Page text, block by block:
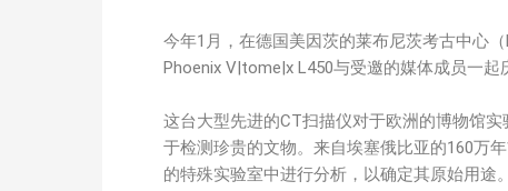
今年1月，在德国美因茨的莱布尼茨考古中心
Phoenix V|tome|x L450与受邀的媒体成员一起
这台大型先进的CT扫描仪对于欧洲的博物馆
于检测珍贵的文物。来自埃塞俄比亚的160万
的特殊实验室中进行分析，以确定其原始用途